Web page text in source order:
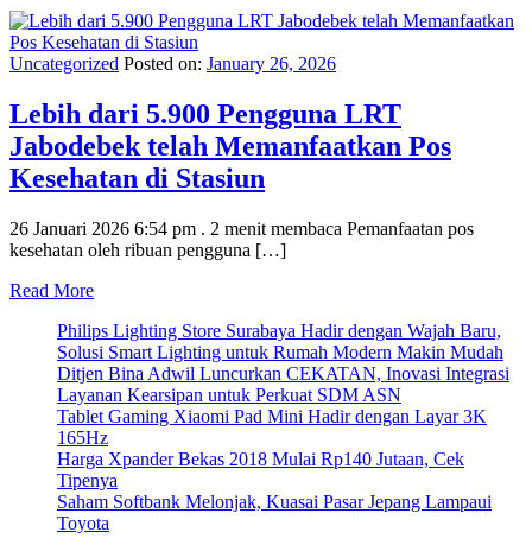
Uncategorized Posted on: January 26, 2026
Lebih dari 5.900 Pengguna LRT
Jabodebek telah Memanfaatkan Pos
Kesehatan di Stasiun
26 Januari 2026 6:54 pm . 2 menit membaca Pemanfaatan pos
kesehatan oleh ribuan pengguna […]
Read More
Philips Lighting Store Surabaya Hadir dengan Wajah Baru,
Solusi Smart Lighting untuk Rumah Modern Makin Mudah
Ditjen Bina Adwil Luncurkan CEKATAN, Inovasi Integrasi
Layanan Kearsipan untuk Perkuat SDM ASN
Tablet Gaming Xiaomi Pad Mini Hadir dengan Layar 3K
165Hz
Harga Xpander Bekas 2018 Mulai Rp140 Jutaan, Cek
Tipenya
Saham Softbank Melonjak, Kuasai Pasar Jepang Lampaui
Toyota